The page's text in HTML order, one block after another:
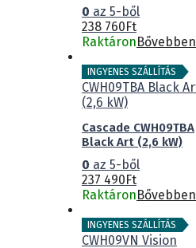
0 az 5-ből
238 760 Ft
Raktáron Bővebben
INGYENES SZÁLLÍTÁS
Cascade CWH09TBA
Black Art (2,6 kW)
0 az 5-ből
237 490Ft
RaktáronBővebben
INGYENES SZÁLLÍTÁS